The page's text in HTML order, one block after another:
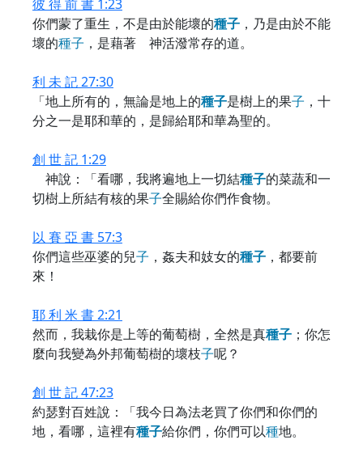
彼 得 前 書 1:23
你們蒙了重生，不是由於能壞的種子 ，乃是由於不能
壞的種子 ，是藉著 神活潑常存的道。
利 未 記 27:30
「地上所有的，無論是地上的種子是樹上的果子 ，十
分之一是耶和華的，是歸給耶和華為聖的。
創 世 記 1:29
神說：「看哪，我將遍地上一切結種子的菜蔬和一
切樹上所結有核的果子全賜給你們作食物。
以 賽 亞 書 57:3
你們這些巫婆的兒子 ，姦夫和妓女的種子 ，都要前
來！
耶 利 米 書 2:21
然而，我栽你是上等的葡萄樹，全然是真種子 ；你怎
麼向我變為外邦葡萄樹的壞枝子呢？
創 世 記 47:23
約瑟對百姓說：「我今日為法老買了你們和你們的
地，看哪，這裡有種子給你們，你們可以種地。